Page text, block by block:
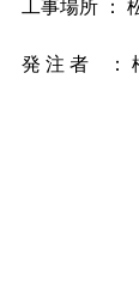
工事場所 ：
発 注 者　：